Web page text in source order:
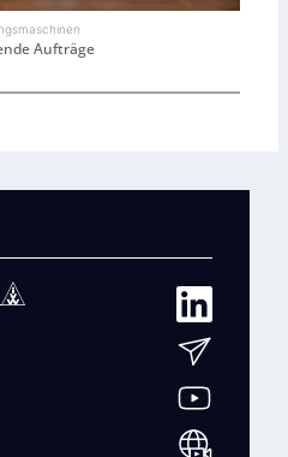
Aufträge